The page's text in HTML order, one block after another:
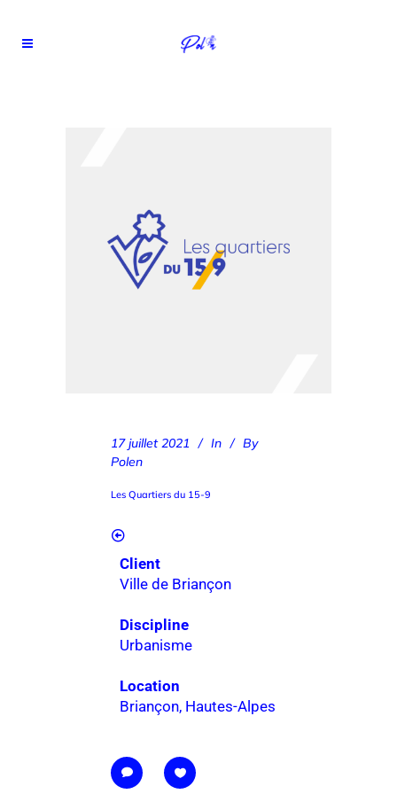
17 juillet 2021 In
By
Polen
Les Quartiers du 15-9
Client
Ville de Briançon
Discipline
Urbanisme
Location
Briançon, Hautes-Alpes